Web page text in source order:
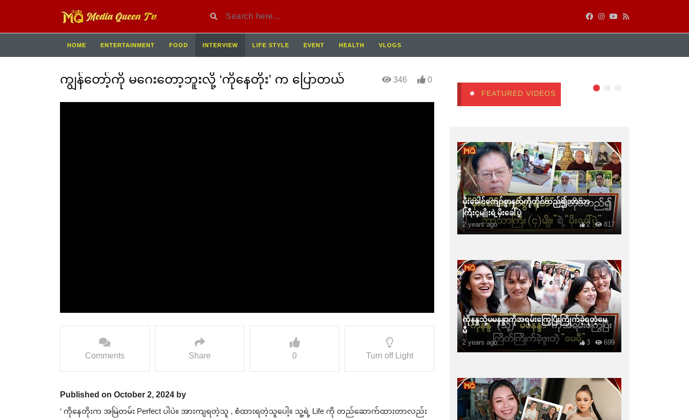
HOME ENTERTAINMENT FOOD INTERVIEW LIFE STYLE EVENT HEALTH VLOGS
ကျွန်တော့်ကို မဂေးတော့ဘူးလို့ ‘ကိုနေတိုး’ က ပြောတယ် 346 0
Comments Share 0 Turn off Light
Published on October 2, 2024 by
‘ ကိုနေတိုးက အမြဲတမ်း Perfect ပါပဲ။ အားကျရတဲ့သူ , စံထားရတဲ့သူပေါ့။ သူ့ရဲ့ Life ကို တည်ဆောက်ထားတာလည်း
FEATURED VIDEOS
မိုးခေါင်ကျော်စွာနတ်ကိုတိုင်တည်၍ဘာသာ
ကြီး၄မျိုးရဲ့မိုးခေါ်ပွဲ
2 years ago 817
2
ကိုနန္ဒသို့မမနန္ဒာကိုအရမ်းကြွေပြီးကြိုက်ခဲ့ရတဲ့မေ
မီ
2 years ago 699
3